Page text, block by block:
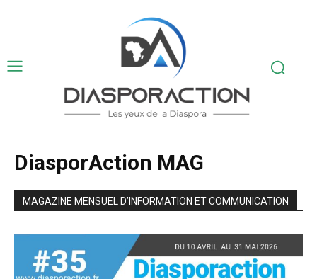
DiasporAction MAG
MAGAZINE MENSUEL D’INFORMATION ET COMMUNICATION